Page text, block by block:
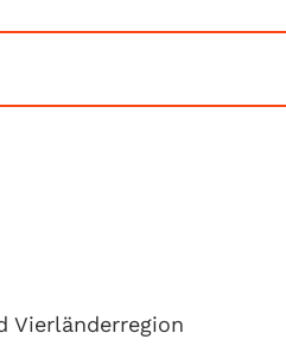
Vierländerregion